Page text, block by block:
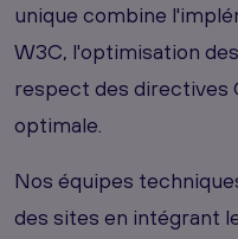
unique combine
W3C, l'optimisation
respect des directives
optimale.
Nos équipes
des sites en intégrant